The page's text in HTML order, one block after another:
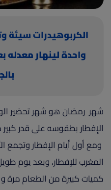
الكربوهيدرات سيئة
واحدة لينهار
شهر رمضان هو شهر تحضير
الإفطار بطقوسه على قدر كبير
ومع أول أيام الإفطار وتجمع
المغرب للإفطار، وبعد يوم
كميات كبيرة من الطعام مرة